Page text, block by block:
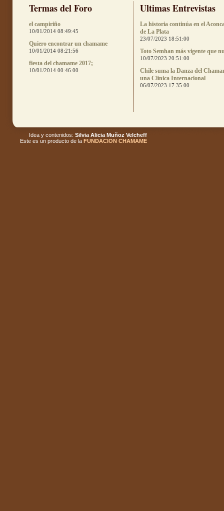
Termas del Foro
el campiriño
10/01/2014 08:49:45
Quiero encontrar un chamame
10/01/2014 08:21:56
fiesta del chamame 2017;
10/01/2014 00:46:00
Ultimas Entrevistas
La historia continúa en el
de La Plata
23/07/2023 18:51:00
Toto Semhan más vigente que
10/07/2023 20:51:00
Chile suma la Danza del
una Clínica Internacional
06/07/2023 17:35:00
Idea y contenidos: Silvia Alicia Muñoz Velcheff
Este es un producto de la FUNDACION CHAMAME